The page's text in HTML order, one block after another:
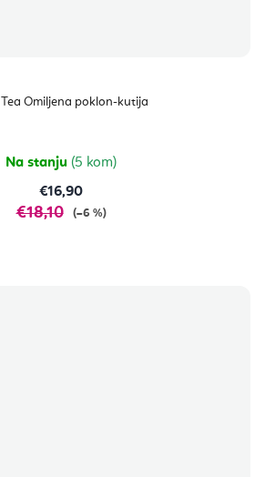
Tea Omiljena poklon-kutija
Na stanju (5 kom)
€16,90
€18,10 (–6 %)